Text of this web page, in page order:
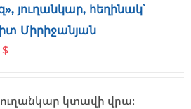
յուղանկար, հեղինակ՝
Միրիջանյան
$
կտավի վրա։